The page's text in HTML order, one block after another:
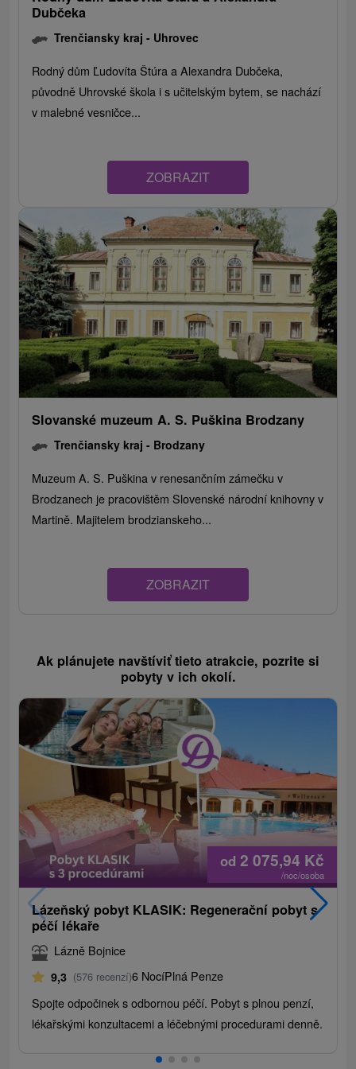
Dubčeka
Trenčiansky kraj - Uhrovec
Rodný dům Ľudovíta Štúra a Alexandra Dubčeka,
původně Uhrovské škola i s učitelským bytem, ​​se nachází
v malebné vesničce...
ZOBRAZIT
Slovanské muzeum A. S. Puškina Brodzany
Trenčiansky kraj - Brodzany
Muzeum A. S. Puškina v renesančním zámečku v
Brodzanech je pracovištěm Slovenské národní knihovny v
Martině. Majitelem brodzianskeho...
ZOBRAZIT
Ak plánujete navštíviť tieto atrakcie, pozrite si
pobyty v ich okolí.
od 2 075,94 Kč
/noc/osoba
Lázeňský pobyt KLASIK: Regenerační pobyt s
péčí lékaře
Lázně Bojnice
9,3 (576 recenzí)6 NocíPlná Penze
Spojte odpočinek s odbornou péčí. Pobyt s plnou penzí,
lékařskými konzultacemi a léčebnými procedurami denně.